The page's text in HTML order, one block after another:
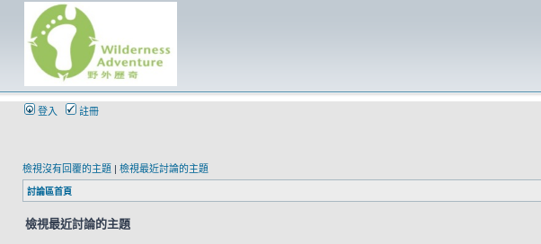
登入 註冊
檢視沒有回覆的主題 | 檢視最近討論的主題
討論區首頁
檢視最近討論的主題